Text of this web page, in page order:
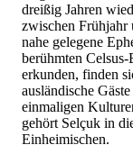
dreißig Jahren
zwischen Frühjahr
nahe gelegene
berühmten
erkunden, finden
ausländische
einmaligen
gehört Selçuk in
Einheimischen.